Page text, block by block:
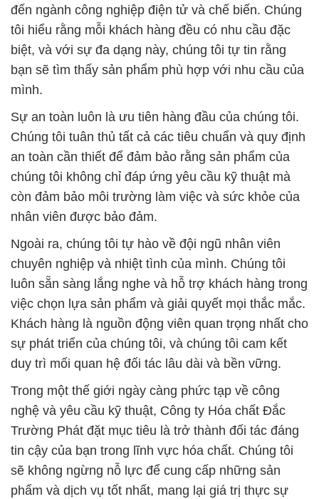
đến ngành công nghiệp điện tử và chế biến. Chúng
tôi hiểu rằng mỗi khách hàng đều có nhu cầu đặc
biệt, và với sự đa dạng này, chúng tôi tự tin rằng
bạn sẽ tìm thấy sản phẩm phù hợp với nhu cầu của
mình.
Sự an toàn luôn là ưu tiên hàng đầu của chúng tôi.
Chúng tôi tuân thủ tất cả các tiêu chuẩn và quy định
an toàn cần thiết để đảm bảo rằng sản phẩm của
chúng tôi không chỉ đáp ứng yêu cầu kỹ thuật mà
còn đảm bảo môi trường làm việc và sức khỏe của
nhân viên được bảo đảm.
Ngoài ra, chúng tôi tự hào về đội ngũ nhân viên
chuyên nghiệp và nhiệt tình của mình. Chúng tôi
luôn sẵn sàng lắng nghe và hỗ trợ khách hàng trong
việc chọn lựa sản phẩm và giải quyết mọi thắc mắc.
Khách hàng là nguồn động viên quan trọng nhất cho
sự phát triển của chúng tôi, và chúng tôi cam kết
duy trì mối quan hệ đối tác lâu dài và bền vững.
Trong một thế giới ngày càng phức tạp về công
nghệ và yêu cầu kỹ thuật, Công ty Hóa chất Đắc
Trường Phát đặt mục tiêu là trở thành đối tác đáng
tin cậy của bạn trong lĩnh vực hóa chất. Chúng tôi
sẽ không ngừng nỗ lực để cung cấp những sản
phẩm và dịch vụ tốt nhất, mang lại giá trị thực sự